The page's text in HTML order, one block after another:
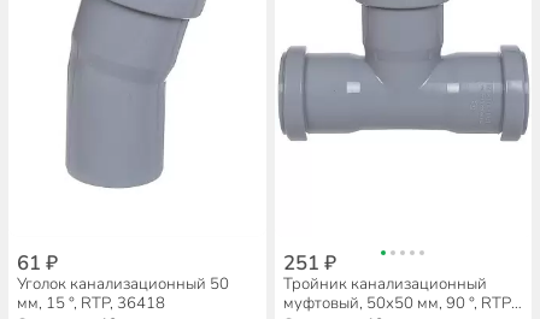
61 ₽
Уголок канализационный 50
мм, 15 °, RTP, 36418
251 ₽
Тройник канализационный
муфтовый, 50х50 мм, 90 °, RTP,